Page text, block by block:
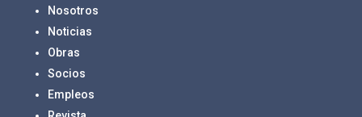
Nosotros
Noticias
Obras
Socios
Empleos